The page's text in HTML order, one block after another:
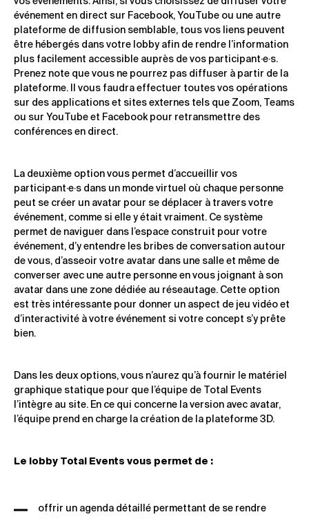
événement en direct sur Facebook, YouTube ou une autre
plateforme de diffusion semblable, tous vos liens peuvent
être hébergés dans votre lobby afin de rendre l’information
plus facilement accessible auprès de vos participant·e·s.
Prenez note que vous ne pourrez pas diffuser à partir de la
plateforme. Il vous faudra effectuer toutes vos opérations
sur des applications et sites externes tels que Zoom, Teams
ou sur YouTube et Facebook pour retransmettre des
conférences en direct.
La deuxième option vous permet d’accueillir vos
participant·e·s dans un monde virtuel où chaque personne
peut se créer un avatar pour se déplacer à travers votre
événement, comme si elle y était vraiment. Ce système
permet de naviguer dans l’espace construit pour votre
événement, d’y entendre les bribes de conversation autour
de vous, d’asseoir votre avatar dans une salle et même de
converser avec une autre personne en vous joignant à son
avatar dans une zone dédiée au réseautage. Cette option
est très intéressante pour donner un aspect de jeu vidéo et
d’interactivité à votre événement si votre concept s’y prête
bien.
Dans les deux options, vous n’aurez qu’à fournir le matériel
graphique statique pour que l’équipe de Total Events
l’intègre au site. En ce qui concerne la version avec avatar,
l’équipe prend en charge la création de la plateforme 3D.
Le lobby Total Events vous permet de :
offrir un agenda détaillé permettant de se rendre